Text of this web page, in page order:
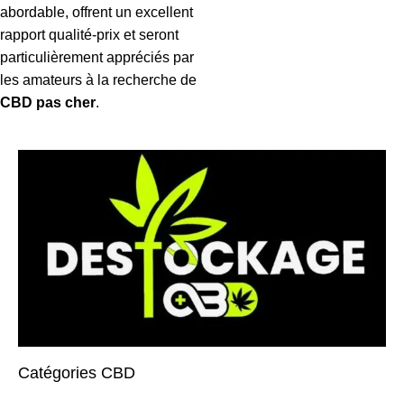
abordable, offrent un excellent
rapport qualité-prix et seront
particulièrement appréciés par
les amateurs à la recherche de
CBD pas cher.
Catégories CBD